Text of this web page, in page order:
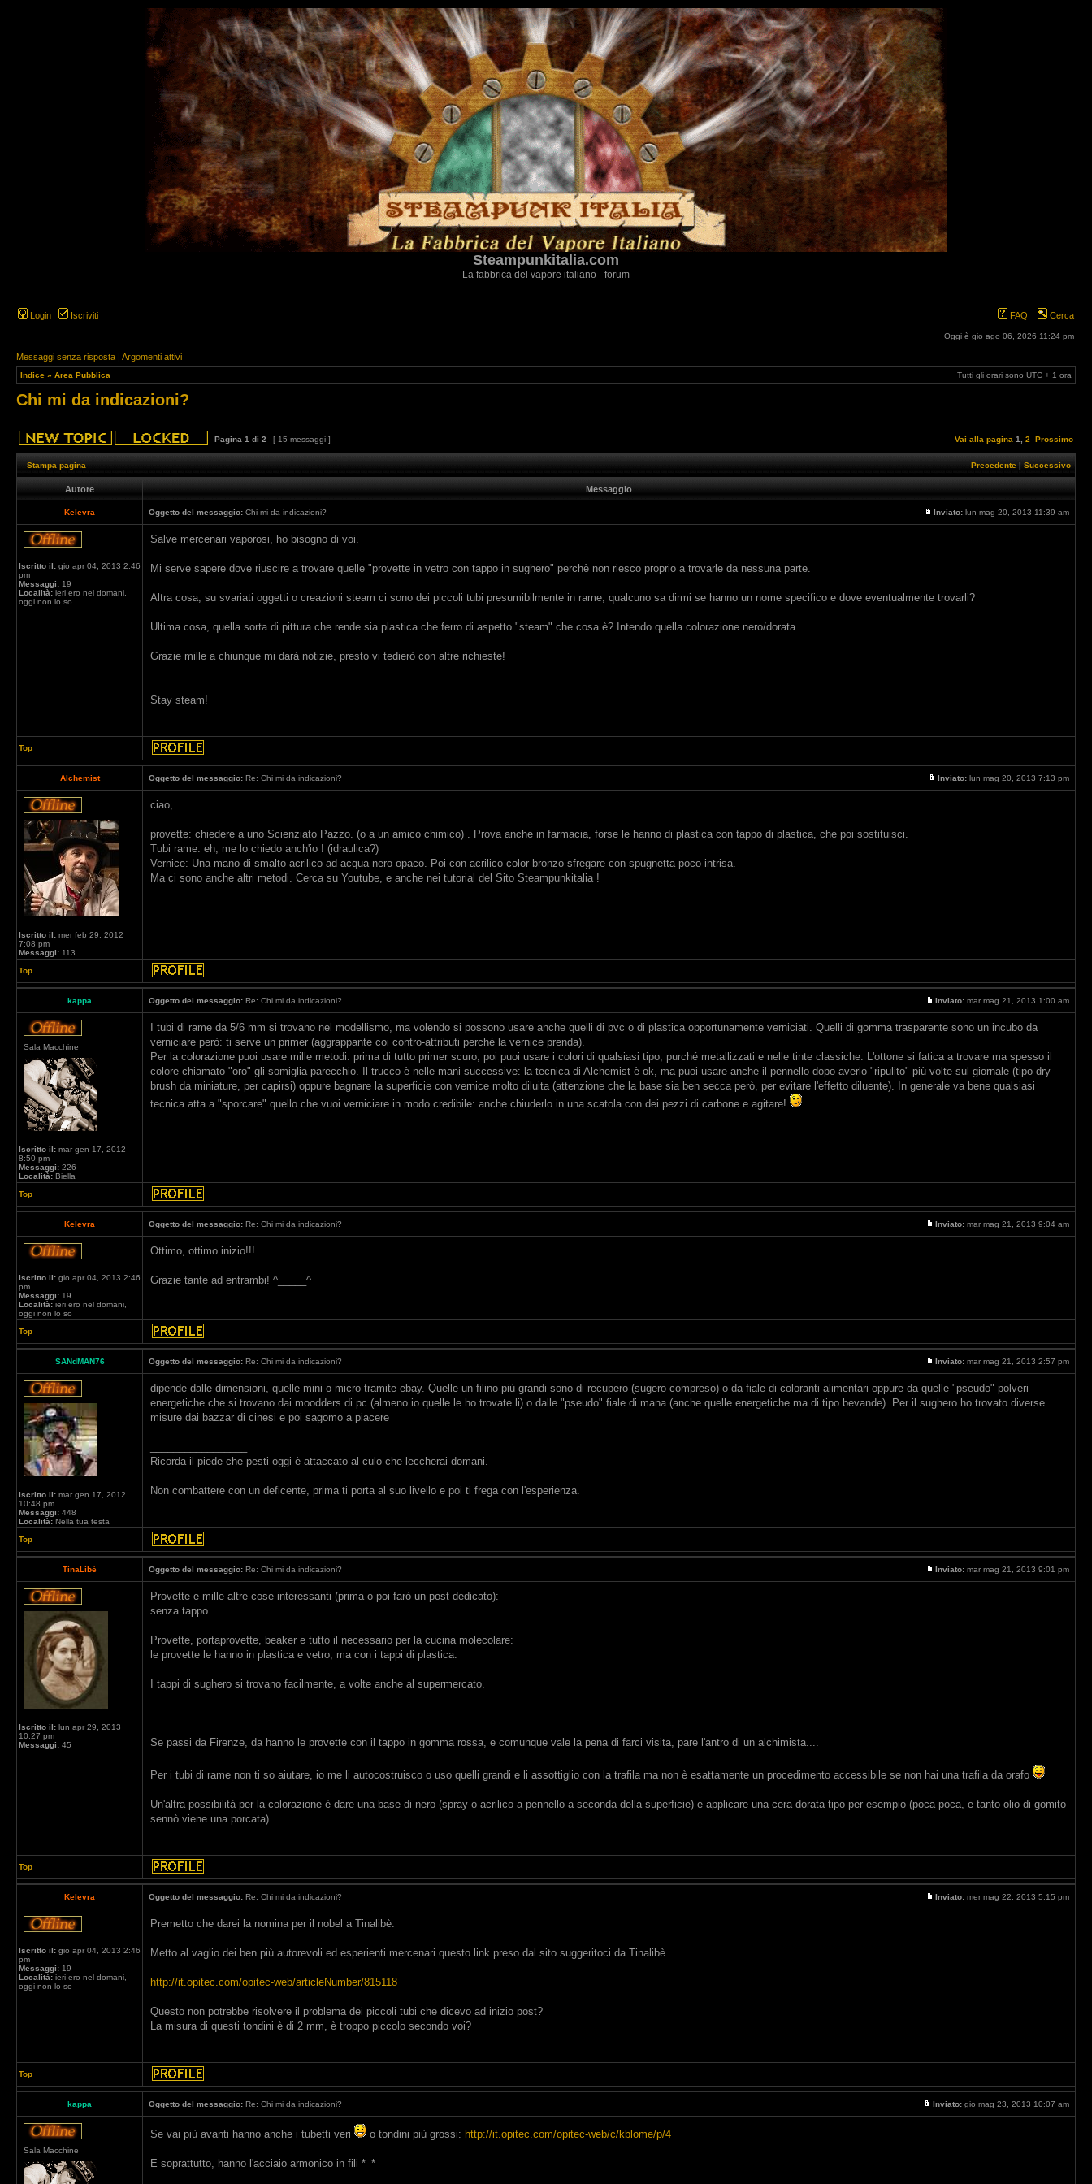
Steampunkitalia.com
La fabbrica del vapore italiano - forum
Login Iscriviti FAQ Cerca
Oggi è gio ago 06, 2026 11:24 pm
Messaggi senza risposta | Argomenti attivi
Indice » Area Pubblica Tutti gli orari sono UTC + 1 ora
Chi mi da indicazioni?
Pagina 1 di 2 [ 15 messaggi ] Vai alla pagina 1 2 Prossimo
Stampa pagina Precedente | Successivo
Autore Messaggio
Kelevra Oggetto del messaggio: Chi mi da indicazioni? Inviato: lun mag 20, 2013 11:39 am
Iscritto il: gio apr 04, 2013 2:46
pm
Messaggi: 19
Località: ieri ero nel domani,
oggi non lo so
Salve mercenari vaporosi, ho bisogno di voi.
Mi serve sapere dove riuscire a trovare quelle "provette in vetro con tappo in sughero" perchè non riesco proprio a trovarle da nessuna parte.
Altra cosa, su svariati oggetti o creazioni steam ci sono dei piccoli tubi presumibilmente in rame, qualcuno sa dirmi se hanno un nome specifico e dove eventualmente trovarli?
Ultima cosa, quella sorta di pittura che rende sia plastica che ferro di aspetto "steam" che cosa è? Intendo quella colorazione nero/dorata.
Grazie mille a chiunque mi darà notizie, presto vi tedierò con altre richieste!
Stay steam!
Top
Alchemist Oggetto del messaggio: Re: Chi mi da indicazioni? Inviato: lun mag 20, 2013 7:13 pm
Iscritto il: mer feb 29, 2012
7:08 pm
Messaggi: 113
ciao,
provette: chiedere a uno Scienziato Pazzo. (o a un amico chimico) . Prova anche in farmacia, forse le hanno di plastica con tappo di plastica, che poi sostituisci.
Tubi rame: eh, me lo chiedo anch'io ! (idraulica?)
Vernice: Una mano di smalto acrilico ad acqua nero opaco. Poi con acrilico color bronzo sfregare con spugnetta poco intrisa.
Ma ci sono anche altri metodi. Cerca su Youtube, e anche nei tutorial del Sito Steampunkitalia !
Top
kappa Oggetto del messaggio: Re: Chi mi da indicazioni? Inviato: mar mag 21, 2013 1:00 am
Sala Macchine
Iscritto il: mar gen 17, 2012
8:50 pm
Messaggi: 226
Località: Biella
I tubi di rame da 5/6 mm si trovano nel modellismo, ma volendo si possono usare anche quelli di pvc o di plastica opportunamente verniciati. Quelli di gomma trasparente sono un incubo da
verniciare però: ti serve un primer (aggrappante coi contro-attributi perché la vernice prenda).
Per la colorazione puoi usare mille metodi: prima di tutto primer scuro, poi puoi usare i colori di qualsiasi tipo, purché metallizzati e nelle tinte classiche. L'ottone si fatica a trovare ma spesso il
colore chiamato "oro" gli somiglia parecchio. Il trucco è nelle mani successive: la tecnica di Alchemist è ok, ma puoi usare anche il pennello dopo averlo "ripulito" più volte sul giornale (tipo dry
brush da miniature, per capirsi) oppure bagnare la superficie con vernice molto diluita (attenzione che la base sia ben secca però, per evitare l'effetto diluente). In generale va bene qualsiasi
tecnica atta a "sporcare" quello che vuoi verniciare in modo credibile: anche chiuderlo in una scatola con dei pezzi di carbone e agitare!
Top
Kelevra Oggetto del messaggio: Re: Chi mi da indicazioni? Inviato: mar mag 21, 2013 9:04 am
Iscritto il: gio apr 04, 2013 2:46
pm
Messaggi: 19
Località: ieri ero nel domani,
oggi non lo so
Ottimo, ottimo inizio!!!
Grazie tante ad entrambi! ^_____^
Top
SANdMAN76 Oggetto del messaggio: Re: Chi mi da indicazioni? Inviato: mar mag 21, 2013 2:57 pm
Iscritto il: mar gen 17, 2012
10:48 pm
Messaggi: 448
Località: Nella tua testa
dipende dalle dimensioni, quelle mini o micro tramite ebay. Quelle un filino più grandi sono di recupero (sugero compreso) o da fiale di coloranti alimentari oppure da quelle "pseudo" polveri
energetiche che si trovano dai moodders di pc (almeno io quelle le ho trovate li) o dalle "pseudo" fiale di mana (anche quelle energetiche ma di tipo bevande). Per il sughero ho trovato diverse
misure dai bazzar di cinesi e poi sagomo a piacere
Ricorda il piede che pesti oggi è attaccato al culo che leccherai domani.
Non combattere con un deficente, prima ti porta al suo livello e poi ti frega con l'esperienza.
Top
TinaLibè Oggetto del messaggio: Re: Chi mi da indicazioni? Inviato: mar mag 21, 2013 9:01 pm
Iscritto il: lun apr 29, 2013
10:27 pm
Messaggi: 45
Provette e mille altre cose interessanti (prima o poi farò un post dedicato):
senza tappo
Provette, portaprovette, beaker e tutto il necessario per la cucina molecolare:
le provette le hanno in plastica e vetro, ma con i tappi di plastica.
I tappi di sughero si trovano facilmente, a volte anche al supermercato.
Se passi da Firenze, da hanno le provette con il tappo in gomma rossa, e comunque vale la pena di farci visita, pare l'antro di un alchimista....
Per i tubi di rame non ti so aiutare, io me li autocostruisco o uso quelli grandi e li assottiglio con la trafila ma non è esattamente un procedimento accessibile se non hai una trafila da orafo
Un'altra possibilità per la colorazione è dare una base di nero (spray o acrilico a pennello a seconda della superficie) e applicare una cera dorata tipo per esempio (poca poca, e tanto olio di gomito
sennò viene una porcata)
Top
Kelevra Oggetto del messaggio: Re: Chi mi da indicazioni? Inviato: mer mag 22, 2013 5:15 pm
Iscritto il: gio apr 04, 2013 2:46
pm
Messaggi: 19
Località: ieri ero nel domani,
oggi non lo so
Premetto che darei la nomina per il nobel a Tinalibè.
Metto al vaglio dei ben più autorevoli ed esperienti mercenari questo link preso dal sito suggeritoci da Tinalibè
http://it.opitec.com/opitec-web/articleNumber/815118
Questo non potrebbe risolvere il problema dei piccoli tubi che dicevo ad inizio post?
La misura di questi tondini è di 2 mm, è troppo piccolo secondo voi?
Top
kappa Oggetto del messaggio: Re: Chi mi da indicazioni? Inviato: gio mag 23, 2013 10:07 am
Sala Macchine
Se vai più avanti hanno anche i tubetti veri o tondini più grossi: http://it.opitec.com/opitec-web/c/kblome/p/4
E soprattutto, hanno l'acciaio armonico in fili *_*